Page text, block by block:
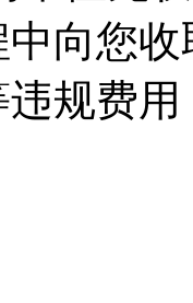
向您
规费